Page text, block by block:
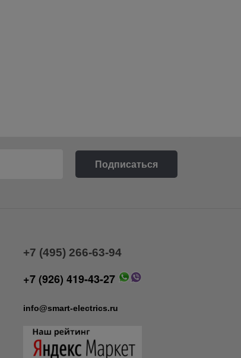
+7 (495) 266-63-94
+7 (926) 419-43-27
info@smart-electrics.ru